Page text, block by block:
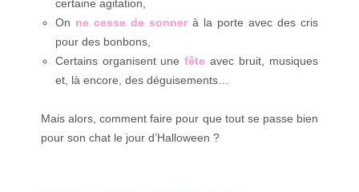
certaine agitation,
On ne cesse de sonner à la porte avec des cris
pour des bonbons,
Certains organisent unefête avec bruit, musiques
et, là encore, des déguisements…
Mais alors, comment faire pour que tout se passe bien
pour son chat le jour d’Halloween ?